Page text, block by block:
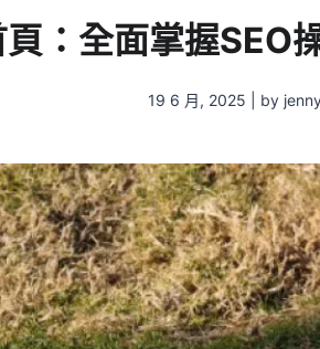
：全面掌握SEO
19 6 月, 2025 | by